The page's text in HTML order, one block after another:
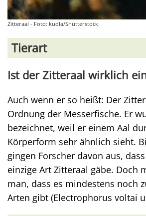
Zitteraal - Foto: kudla/Shutterstock
Tierart
Ist der Zitteraal wirklich
Auch wenn er so heißt: Der
Ordnung der Messerfische. Er
bezeichnet, weil er einem Aal
Körperform sehr ähnlich sieht.
gingen Forscher davon aus,
einzige Art Zitteraal gäbe. Doch
man, dass es mindestens noch
Arten gibt (Electrophorus voltai